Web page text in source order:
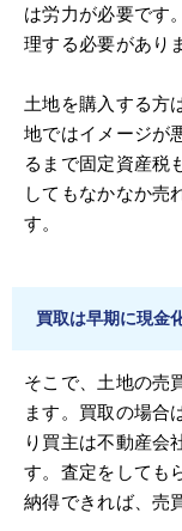
は労力が必要です
理する必要があり
土地を購入する方
地ではイメージが
るまで固定資産税
してもなかなか売
す。
買取は早期に現金
そこで、土地の売
ます。買取の場合
り買主は不動産会
す。査定をしても
納得できれば、売